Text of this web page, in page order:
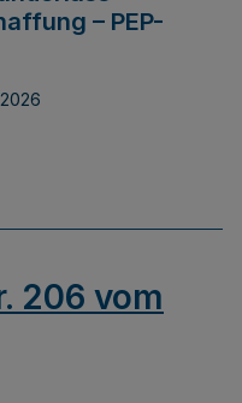
– PEP-
206 vom